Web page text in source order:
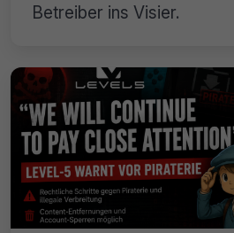
Betreiber ins Visier.